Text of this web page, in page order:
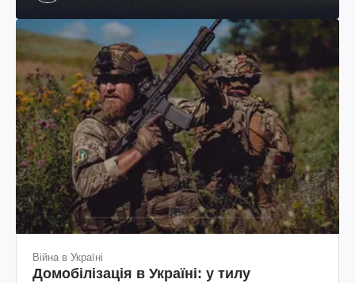
Війна в Україні
Домобілізація в Україні: у тилу